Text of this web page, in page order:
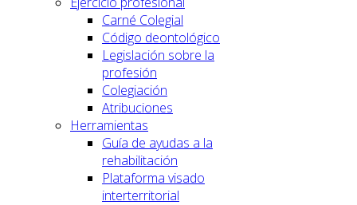
Carné Colegial
Código deontológico
Legislación sobre la
profesión
Colegiación
Atribuciones
Herramientas
Guía de ayudas a la
rehabilitación
Plataforma visado
interterritorial